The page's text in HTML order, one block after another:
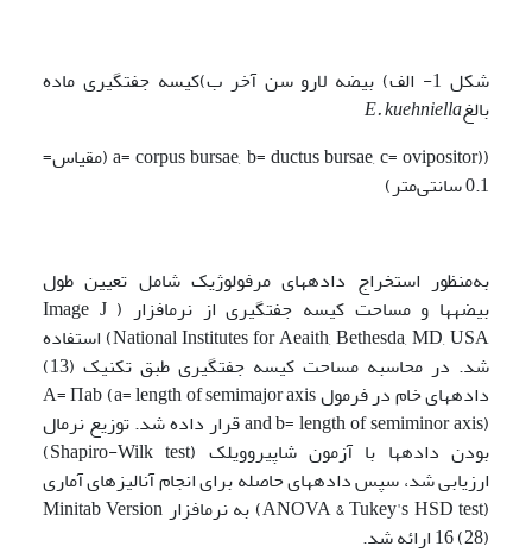
شکل 1- الف) بیضه لارو سن آخر ب)کیسه جفت­گیری ماده
بالغE. kuehniella
((a= corpus bursae, b= ductus bursae, c= ovipositor (مقیاس=
0.1 سانتی‌متر)
به‌منظور استخراج داده­های مرفولوژیک شامل تعیین طول
بیضه­ها و مساحت کیسه جفت­گیری از نرم­افزار (Image J
National Institutes for Aeaith, Bethesda, MD, USA) استفاده
شد. در محاسبه مساحت کیسه جفت­گیری طبق تکنیک (13)
داده­های خام در فرمول A= Πab (a= length of semimajor axis
and b= length of semiminor axis) قرار داده شد. توزیع نرمال
بودن داده­ها با آزمون شاپیروویلک (Shapiro-Wilk test)
ارزیابی شد، سپس داده­های حاصله برای انجام آنالیزهای آماری
(ANOVA & Tukey's HSD test) به نرم­افزار Minitab Version
16 (28) ارائه شد.